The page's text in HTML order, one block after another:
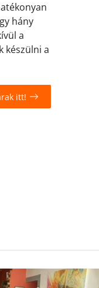
hány
a
készülni a
itt!